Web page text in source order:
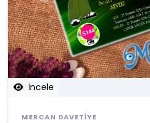
İncele
MERCAN DAVETIYE